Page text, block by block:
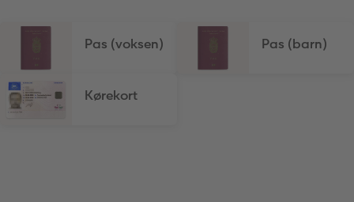
Pas (voksen) Pas (barn)
Kørekort